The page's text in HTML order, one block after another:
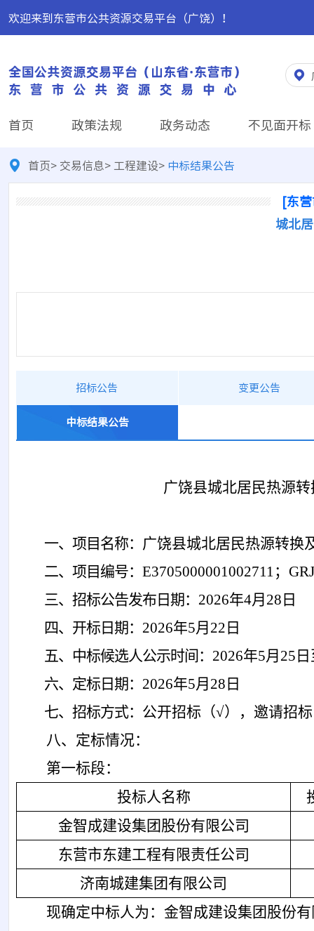
欢迎来到东营市公共资源交易平台（广饶）！
首页 政策法规 政务动态 不见面开标
首页> 交易信息> 工程建设> 中标结果公告
[东
城北
招标公告 变更公告
中标结果公告
广饶县城北居民热源
一、项目名称： 广饶县城北居民热源转换
二、项目编号： E3705000001002711；
三、招标公告发布日期： 2026年4月 28 日
四、开标日期： 2026年5月 22 日
五、中标候选人公示时间： 2026年5月 25
六、定标日期： 2026年5月28日
七、招标方式： 公开招标（√），邀请招
八、 定标情况：
第一标段：
投标人名称
金智成建设集团股份有限公司
东营市东建工程有限责任公司
济南城建集团有限公司
现确定中标人为：金智成建设集团股份